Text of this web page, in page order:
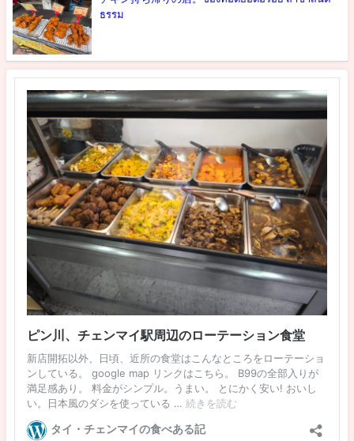
ธรรม